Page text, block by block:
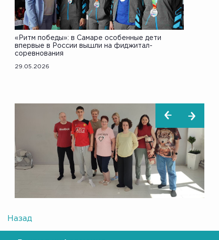
«Ритм победы»: в Самаре особенные дети
впервые в России вышли на фиджитал-
соревнования
29.05.2026
Назад